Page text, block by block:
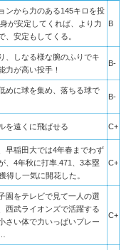
ンから力のある145キロを投
が安定してくれば、より力
、安定もしてくる。
B
、しなる様な腕のふりでキ
力が高い投手！
B-
めに球を集め、落ちる球で
B-
を遠くに飛ばせる C+
早稲田大では4年春までわず
、4年秋に打率.471、3本塁
得し一気に開花した。
C+
園をテレビで見て一人の選
西武ライオンズで活躍する
さい体で力いっぱいプレー
C+